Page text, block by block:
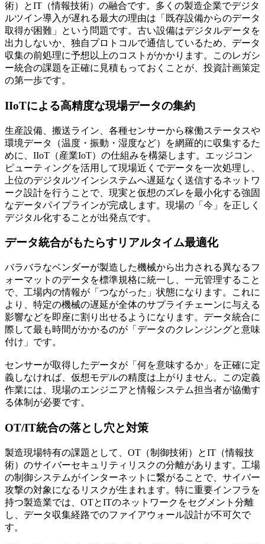
術）とIT（情報技術）の融合です。多くの製造企業でデジタ
ルツイン導入が遅れる最大の理由は「既存設備からのデータ
取得が困難」という問題です。古い設備はデジタルデータを
出力しないか、独自プロトコルで通信しているため、データ
収集の前処理に予想以上のコストがかかります。このレガシ
ー統合の課題を正確に見積もっておくことが、投資計画策定
の第一歩です。
IIoTによる高精度な現場データの集約
生産設備、搬送ライン、各種センサーから稼働ステータスや
環境データ（温度・振動・湿度など）を網羅的に収集するた
めに、IIoT（産業IoT）の仕組みを構築します。エッジコン
ピューティングを活用して現場近くでデータを一次処理し、
上位のデジタルツインシステムへ遅延なく送信するネットワ
ーク設計を行うことで、現実と仮想のズレを最小化する強固
なデータパイプラインが完成します。現場の「今」を正しく
デジタル化することが出発点です。
データ統合がもたらすリアルタイム最適化
バラバラなベンダーが製造した機械から出力される異なるフ
ォーマットのデータを標準規格に統一し、一元管理すること
で、工場内の情報が「つながった」状態になります。これに
より、特定の機械の遅延が全体のサプライチェーンに与える
影響などを即座に割り出せるようになります。データ統合に
際して最も時間がかかるのが「データのクレンジングと意味
付け」です。
センサーが取得したデータが「何を意味するか」を正確に定
義しなければ、仮想モデルの精度は上がりません。この定義
作業には、現場のエンジニアと情報システム担当者が協働す
る体制が必要です。
OT/IT統合の落とし穴と対策
製造現場特有の課題として、OT（制御技術）とIT（情報技
術）のサイバーセキュリティリスクの分離があります。工場
の制御システムがインターネットに繋がることで、サイバー
攻撃の対象になるリスクが生まれます。特に重要インフラを
持つ製造業では、OTとITのネットワークをセグメント分離
し、データ収集経路でのファイアウォール設計が不可欠で
す。